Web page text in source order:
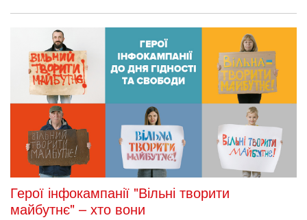
Герої інфокампанії "Вільні творити
майбутнє" – хто вони